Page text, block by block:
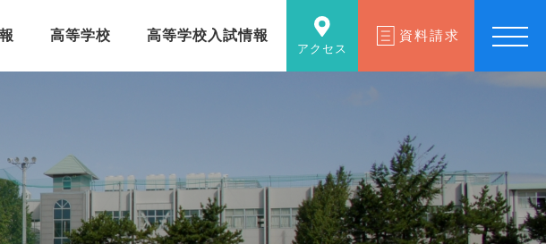
高等学校 高等学校入試情報
アクセス
資料請求